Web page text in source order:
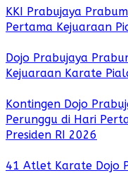
KKI Prabujaya
Pertama Kejuaraan
Dojo Prabujaya
Kejuaraan Karate
Kontingen Dojo
Perunggu di Hari
Presiden RI 2026
41 Atlet Karate Dojo